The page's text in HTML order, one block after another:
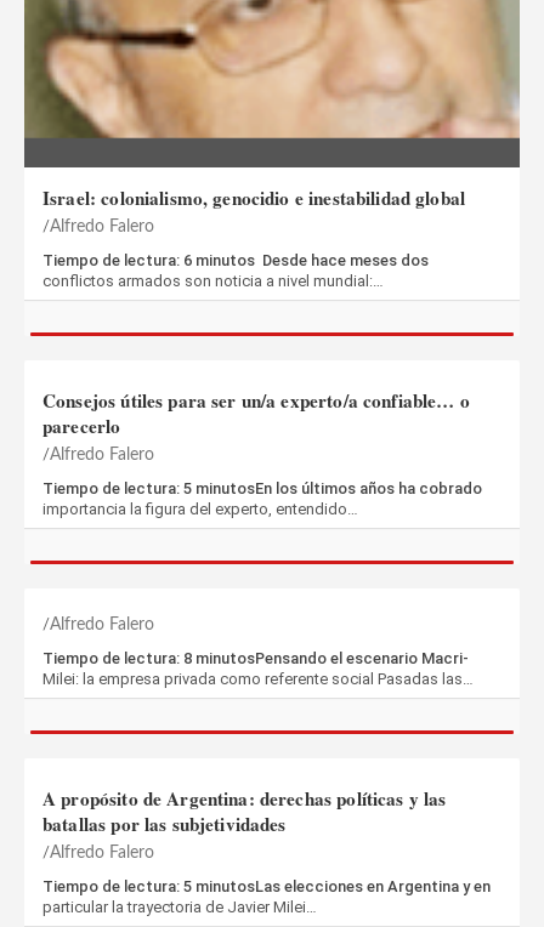
Israel: colonialismo, genocidio e inestabilidad global
Alfredo Falero
Tiempo de lectura: 6 minutos Desde hace meses dos
conflictos armados son noticia a nivel mundial:…
Consejos útiles para ser un/a experto/a confiable… o
parecerlo
Alfredo Falero
Tiempo de lectura: 5 minutosEn los últimos años ha cobrado
importancia la figura del experto, entendido…
Alfredo Falero
Tiempo de lectura: 8 minutosPensando el escenario Macri-
Milei: la empresa privada como referente social Pasadas las…
A propósito de Argentina: derechas políticas y las
batallas por las subjetividades
Alfredo Falero
Tiempo de lectura: 5 minutosLas elecciones en Argentina y en
particular la trayectoria de Javier Milei…